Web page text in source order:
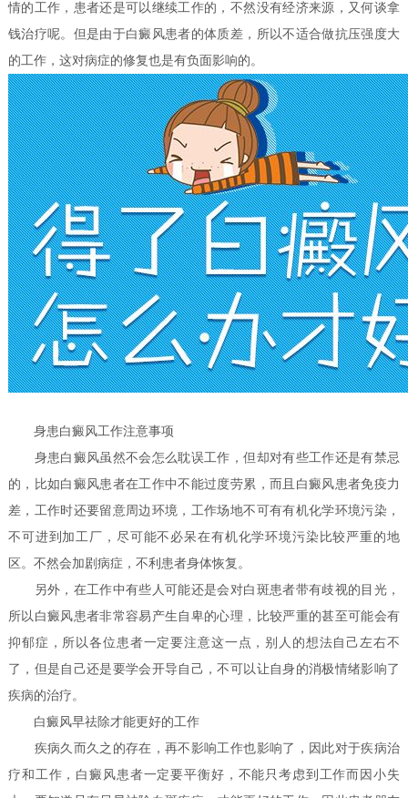
情的工作，患者还是可以继续工作的，不然没有经济来源，又何谈拿
钱治疗呢。但是由于白癜风患者的体质差，所以不适合做抗压强度大
的工作，这对病症的修复也是有负面影响的。
身患白癜风工作注意事项
身患白癜风虽然不会怎么耽误工作，但却对有些工作还是有禁忌
的，比如白癜风患者在工作中不能过度劳累，而且白癜风患者免疫力
差，工作时还要留意周边环境，工作场地不可有有机化学环境污染，
不可进到加工厂，尽可能不必呆在有机化学环境污染比较严重的地
区。不然会加剧病症，不利患者身体恢复。
另外，在工作中有些人可能还是会对白斑患者带有歧视的目光，
所以白癜风患者非常容易产生自卑的心理，比较严重的甚至可能会有
抑郁症，所以各位患者一定要注意这一点，别人的想法自己左右不
了，但是自己还是要学会开导自己，不可以让自身的消极情绪影响了
疾病的治疗。
白癜风早祛除才能更好的工作
疾病久而久之的存在，再不影响工作也影响了，因此对于疾病治
疗和工作，白癜风患者一定要平衡好，不能只考虑到工作而因小失